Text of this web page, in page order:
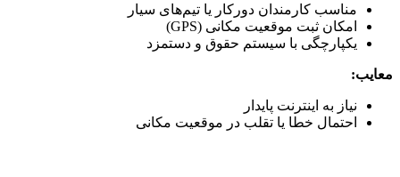
مناسب کارمندان دورکار یا تیم‌های سیار
امکان ثبت موقعیت مکانی (GPS)
یکپارچگی با سیستم حقوق و دستمزد
معایب:
نیاز به اینترنت پایدار
احتمال خطا یا تقلب در موقعیت مکانی